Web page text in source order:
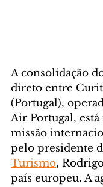
A consolidação
direto entre
(Portugal),
Air Portugal,
missão
pelo presidente
Turismo,
país europeu. A